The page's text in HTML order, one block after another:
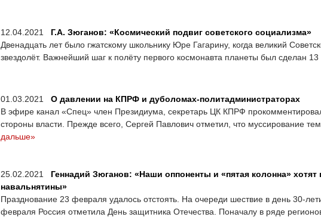
12.04.2021 Г.А. Зюганов: «Космический подвиг советского социализма»
Двенадцать лет было гжатскому школьнику Юре Гагарину, когда великий
звездолёт. Важнейший шаг к полёту первого космонавта планеты был сделан 13
01.03.2021 О давлении на КПРФ и дуболомах-политадминистраторах
В эфире канал «Спец» член Президиума, секретарь ЦК КПРФ
стороны власти. Прежде всего, Сергей Павлович отметил, что муссирование
дальше»
25.02.2021 Геннадий Зюганов: «Наши оппоненты и «пятая колонна» хотят
навальнятины»
Празднование 23 февраля удалось отстоять. На очереди шествие в день 30-
февраля Россия отметила День защитника Отечества. Поначалу в ряде